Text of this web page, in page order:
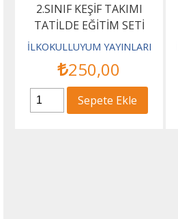
2.SINIF KEŞİF TAKIMI
TATİLDE EĞİTİM SETİ
İLKOKULLUYUM YAYINLARI
250,00
Sepete Ekle